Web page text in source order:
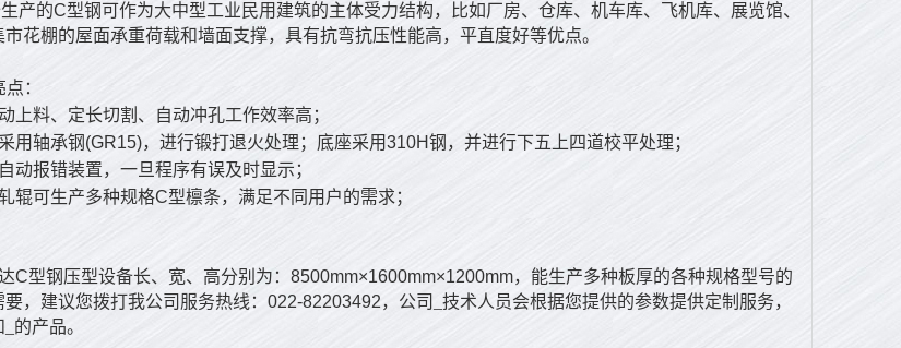
产的C型钢可作为大中型工业民用建筑的主体受力结构，比如厂房、仓库、机车库、飞机库、展览馆、
花棚的屋面承重荷载和墙面支撑，具有抗弯抗压性能高，平直度好等优点。
：
上料、定长切割、自动冲孔工作效率高；
用轴承钢(GR15)，进行锻打退火处理；底座采用310H钢，并进行下五上四道校平处理；
动报错装置，一旦程序有误及时显示；
辊可生产多种规格C型檩条，满足不同用户的需求；
C型钢压型设备长、宽、高分别为： 8500mm×1600mm×1200mm，能生产多种板厚的各种规格型号的
要，建议您拨打我公司服务热线： 022-82203492，公司_技术人员会根据您提供的参数提供定制服务，
的产品。